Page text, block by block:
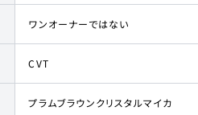
ワンオーナーではない
CVT
プラムブラウンクリスタルマイカ